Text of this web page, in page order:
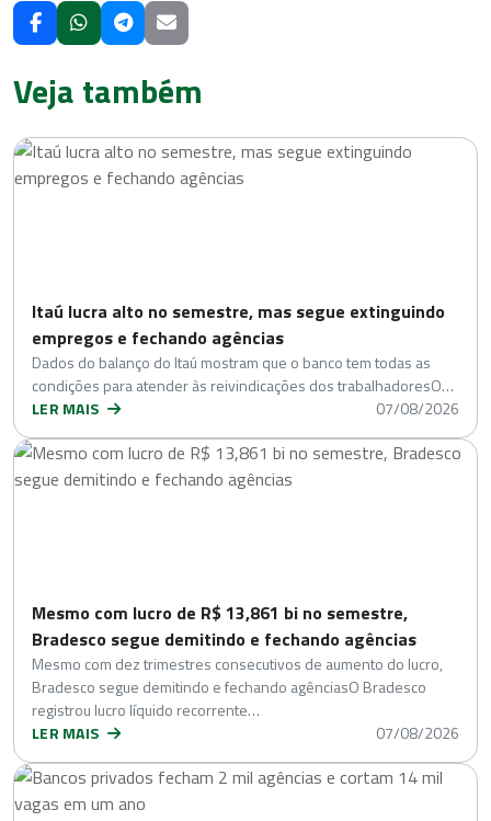
Veja também
Itaú lucra alto no semestre, mas segue extinguindo
empregos e fechando agências
Dados do balanço do Itaú mostram que o banco tem todas as
condições para atender às reivindicações dos trabalhadoresO…
LER MAIS
07/08/2026
Mesmo com lucro de R$ 13,861 bi no semestre,
Bradesco segue demitindo e fechando agências
Mesmo com dez trimestres consecutivos de aumento do lucro,
Bradesco segue demitindo e fechando agênciasO Bradesco
registrou lucro líquido recorrente…
LER MAIS
07/08/2026